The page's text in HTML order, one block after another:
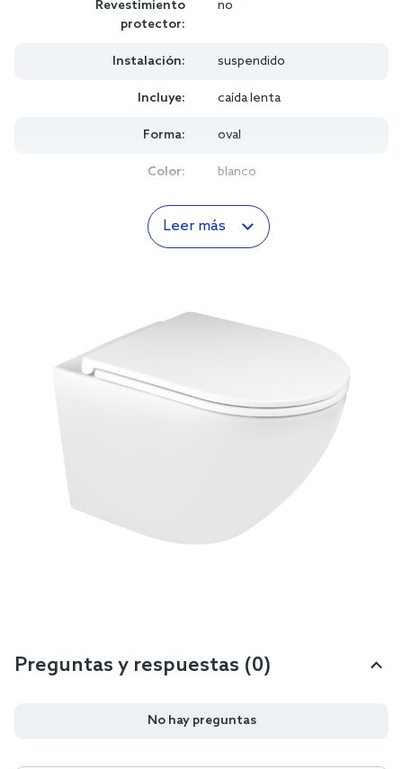
Revestimiento
protector:
no
Instalación: suspendido
Incluye: caída lenta
Forma: oval
Color: blanco
Leer más
Preguntas y respuestas (0)
No hay preguntas